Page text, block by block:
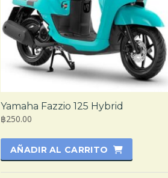
Yamaha Fazzio 125 Hybrid
฿250.00
AÑADIR AL CARRITO